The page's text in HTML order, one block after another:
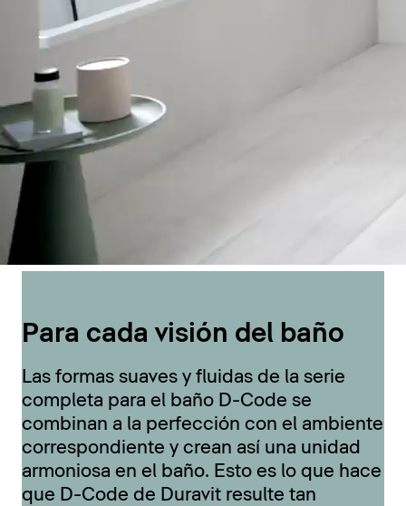
Para cada visión del baño
Las formas suaves y fluidas de la serie
completa para el baño D-Code se
combinan a la perfección con el ambiente
correspondiente y crean así una unidad
armoniosa en el baño. Esto es lo que hace
que D-Code de Duravit resulte tan